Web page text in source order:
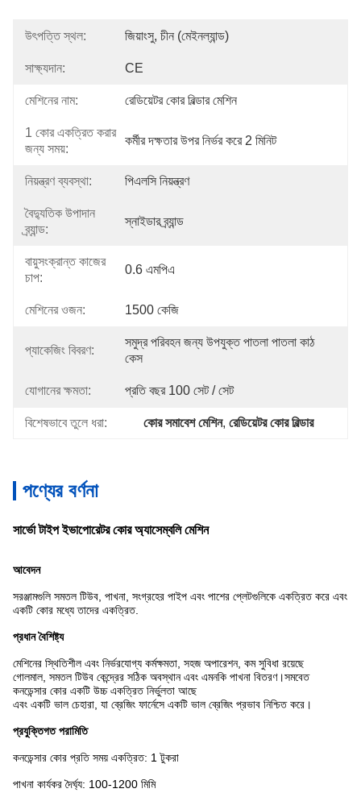
উৎপত্তি স্থল: জিয়াংসু, চীন (মেইনল্যান্ড)
সাক্ষ্যদান: CE
মেশিনের নাম: রেডিয়েটর কোর বিল্ডার মেশিন
1 কোর একত্রিত করার
জন্য সময়:
কর্মীর দক্ষতার উপর নির্ভর করে 2 মিনিট
নিয়ন্ত্রণ ব্যবস্থা: পিএলসি নিয়ন্ত্রণ
বৈদ্যুতিক উপাদান
ব্র্যান্ড:
স্নাইডার ব্র্যান্ড
বায়ুসংক্রান্ত কাজের
চাপ:
0.6 এমপিএ
মেশিনের ওজন: 1500 কেজি
প্যাকেজিং বিবরণ:
সমুদ্র পরিবহন জন্য উপযুক্ত পাতলা পাতলা কাঠ
কেস
যোগানের ক্ষমতা: প্রতি বছর 100 সেট / সেট
বিশেষভাবে তুলে ধরা: কোর সমাবেশ মেশিন, রেডিয়েটর কোর বিল্ডার
পণ্যের বর্ণনা
সার্ভো টাইপ ইভাপোরেটর কোর অ্যাসেম্বলি মেশিন
আবেদন
সরঞ্জামগুলি সমতল টিউব, পাখনা, সংগ্রহের পাইপ এবং পাশের প্লেটগুলিকে একত্রিত করে এবং
একটি কোর মধ্যে তাদের একত্রিত.
প্রধান বৈশিষ্ট্য
মেশিনের স্থিতিশীল এবং নির্ভরযোগ্য কর্মক্ষমতা, সহজ অপারেশন, কম সুবিধা রয়েছে
গোলমাল, সমতল টিউব কেন্দ্রের সঠিক অবস্থান এবং এমনকি পাখনা বিতরণ।সমবেত
কনডেন্সার কোর একটি উচ্চ একত্রিত নির্ভুলতা আছে
এবং একটি ভাল চেহারা, যা ব্রেজিং ফার্নেসে একটি ভাল ব্রেজিং প্রভাব নিশ্চিত করে।
প্রযুক্তিগত পরামিতি
কনডেন্সার কোর প্রতি সময় একত্রিত: 1 টুকরা
পাখনা কার্যকর দৈর্ঘ্য: 100-1200 মিমি